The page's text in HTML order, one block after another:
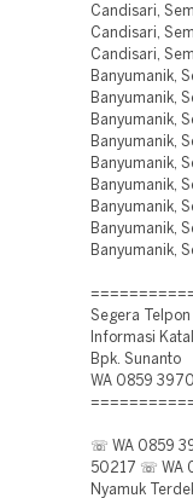
Candisari,
Candisari,
Candisari,
Banyumanik,
Banyumanik,
Banyumanik,
Banyumanik,
Banyumanik,
Banyumanik,
Banyumanik,
Banyumanik,
Banyumanik,
Segera Telpon
Informasi
Bpk. Sunanto
WA 0859
☏ WA 0859
50217 ☏ WA
Nyamuk